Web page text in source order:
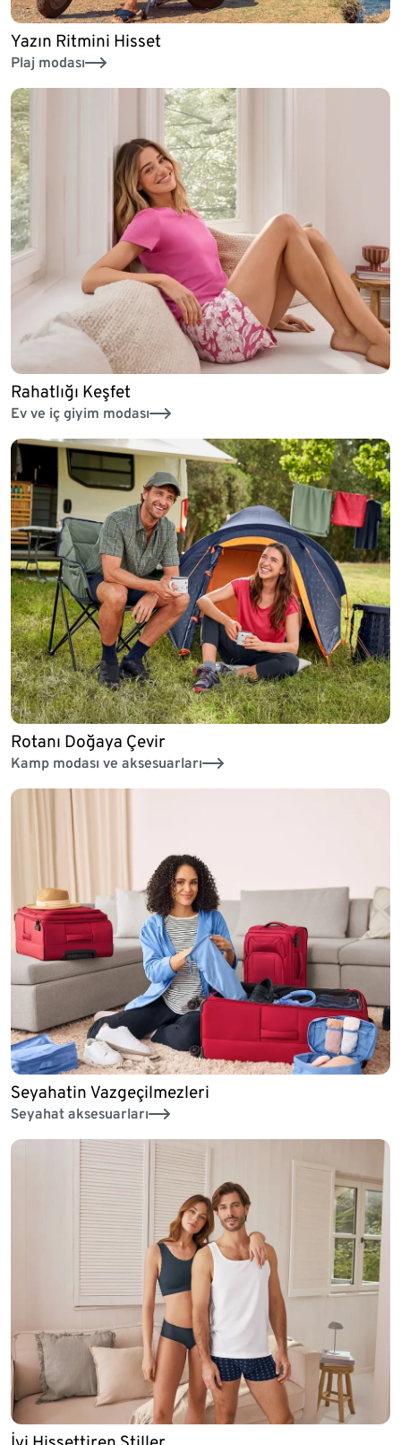
Yazın Ritmini Hisset
Plaj modası
Rahatlığı Keşfet
Ev ve iç giyim modası
Rotanı Doğaya Çevir
Kamp modası ve aksesuarları
Seyahatin Vazgeçilmezleri
Seyahat aksesuarları